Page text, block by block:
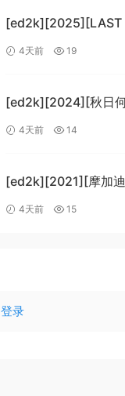
[ed2k][2025][LAST
情][中文字幕][MKV/
4天前 19
[ed2k][2024][秋日何
科][剧情][中文字幕
4天前 14
[ed2k][2021][摩加
字幕][MKV/
4天前 15
登录